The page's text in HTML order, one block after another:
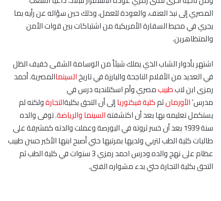
المصري إلى نبذ العنف، والعودة للعمل، وذلك حين سؤاله عن رأيه بما
يجري في محيط السفارة الأمريكية من اشتباكات بين قوات الأمن
والمتظاهرين.
اشتهر بأدوار الشاب الذي يملك شيئاً من الوسامة الشقى خفيف الظل
في العديد من الأفلام الناجحة والبارزة في تاريخالسينماالمصرية. أحمد
رمزى ابن لابطبيبمصري وأم اسكتلنديه درس في
مدرس’الأورمانثمكلية فيكتورياإلى أن التحق بكليةالتجارةولكنه لم
يستكمل تعليمه بها بعد أن اكتشفتهالسينماوالرياضة. توفى والده
سنة 1939 بعد أن خسر ثروته في البورصة وعملت والدته كمشرفة على
طالبات كلية الطب لتربي ولديها بمرتبها حتي أصبح ابنها الأكبر حسن طبيب
عظام على نهج والده ودرس احمد رمزي 3 سنوات في كلية الطب ثم
التحق بكلية التجارة حتي بدء مشواره الفنى.